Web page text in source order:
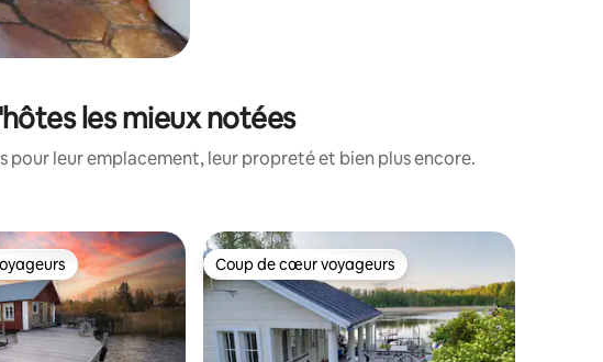
les mieux notées
pour leur emplacement, leur propreté et bien plus encore.
Coup de cœur voyageurs
Coup de cœur voyageurs